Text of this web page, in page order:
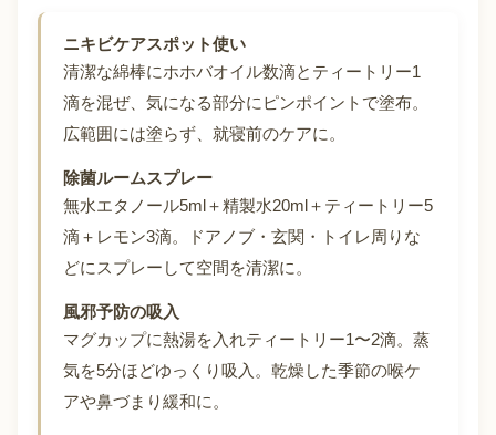
ニキビケアスポット使い
清潔な綿棒にホホバオイル数滴とティートリー1
滴を混ぜ、気になる部分にピンポイントで塗布。
広範囲には塗らず、就寝前のケアに。
除菌ルームスプレー
無水エタノール5ml＋精製水20ml＋ティートリー5
滴＋レモン3滴。ドアノブ・玄関・トイレ周りな
どにスプレーして空間を清潔に。
風邪予防の吸入
マグカップに熱湯を入れティートリー1〜2滴。蒸
気を5分ほどゆっくり吸入。乾燥した季節の喉ケ
アや鼻づまり緩和に。